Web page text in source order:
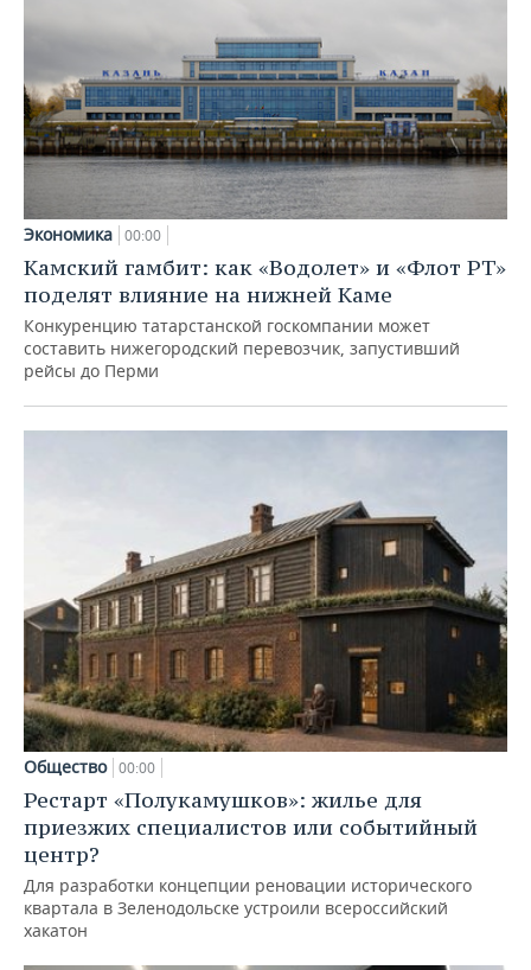
Экономика 00:00
Камский гамбит: как «Водолет» и «Флот РТ»
поделят влияние на нижней Каме
Конкуренцию татарстанской госкомпании может
составить нижегородский перевозчик, запустивший
рейсы до Перми
Общество 00:00
Рестарт «Полукамушков»: жилье для
приезжих специалистов или событийный
центр?
Для разработки концепции реновации исторического
квартала в Зеленодольске устроили всероссийский
хакатон